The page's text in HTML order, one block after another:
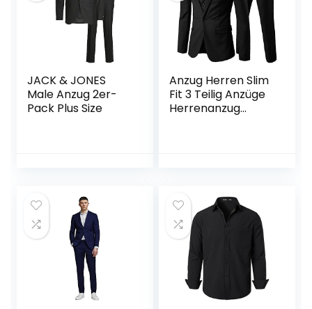
JACK & JONES
Male Anzug 2er-
Pack Plus Size
Anzug Herren Slim
Fit 3 Teilig Anzüge
Herrenanzug